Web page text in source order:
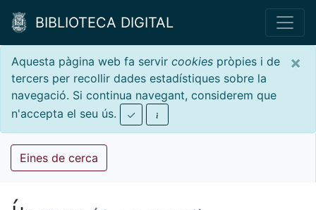
BIBLIOTECA DIGITAL
×
Aquesta pàgina web fa servir cookies pròpies i de
tercers per recollir dades estadístiques sobre la
navegació. Si continua navegant, considerem que
n'accepta el seu ús.
Eines de cerca